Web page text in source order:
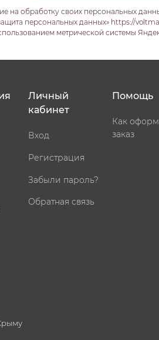
на обработку своих персональных
персональных данных» https://
метрической системы
Личный
кабинет
Вход
Регистрация
Забыли пароль?
Обратная связь
Помощь
Как
заказ